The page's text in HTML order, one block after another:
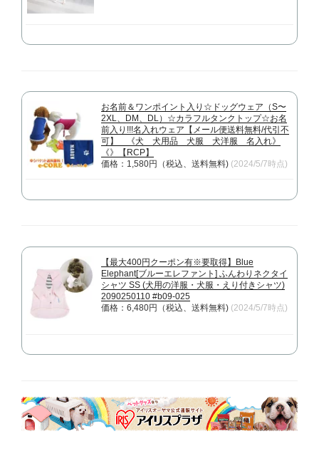
お名前＆ワンポイント入り☆ドッグウェア（S〜
2XL、DM、DL）☆カラフルタンクトップ☆お名
前入り!!!名入れウェア【メール便送料無料/代引不
可】 《犬 犬用品 犬服 犬洋服 名入れ》
《》【RCP】
価格：1,580円（税込、送料無料) (2024/5/7時点)
【最大400円クーポン有※要取得】Blue
Elephant[ブルーエレファント] ふんわりネクタイ
シャツ SS (犬用の洋服・犬服・えり付きシャツ)
2090250110 #b09-025
価格：6,480円（税込、送料無料) (2024/5/7時点)